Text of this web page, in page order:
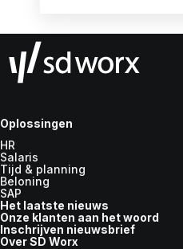
Oplossingen
HR
Salaris
Tijd & planning
Beloning
SAP
Het laatste nieuws
Onze klanten aan het woord
Inschrijven nieuwsbrief
Over SD Worx